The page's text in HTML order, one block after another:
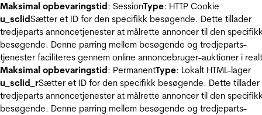
Maksimal opbevaringstid: SessionType: HTTP Cookie
u_sclidSætter et ID for den specifikk besøgende. Dette tillader
tredjeparts annoncetjenester at målrette annoncer til den
besøgende. Denne parring mellem besøgende og tredjeparts-
tjenester faciliteres gennem online annoncebruger-auktioner i
Maksimal opbevaringstid: PermanentType: Lokalt HTML-lager
u_sclid_rSætter et ID for den specifikk besøgende. Dette tillader
tredjeparts annoncetjenester at målrette annoncer til den
besøgende. Denne parring mellem besøgende og tredjeparts-